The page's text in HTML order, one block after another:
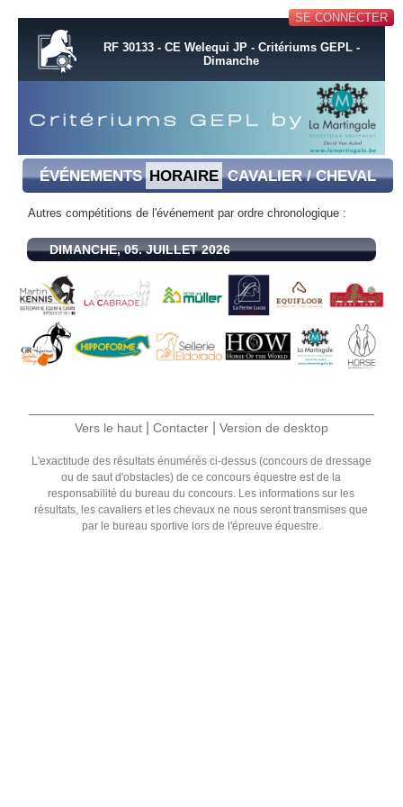
SE CONNECTER
RF 30133 - CE Welequi JP - Critériums GEPL -
Dimanche
ÉVÉNEMENTS HORAIRE CAVALIER / CHEVAL
Autres compétitions de l'événement par ordre chronologique :
DIMANCHE, 05. JUILLET 2026
Vers le haut Contacter Version de desktop
L'exactitude des résultats énumérés ci-dessus (concours de dressage
ou de saut d'obstacles) de ce concours équestre est de la
responsabilité du bureau du concours. Les informations sur les
résultats, les cavaliers et les chevaux ne nous seront transmises que
par le bureau sportive lors de l'épreuve équestre.